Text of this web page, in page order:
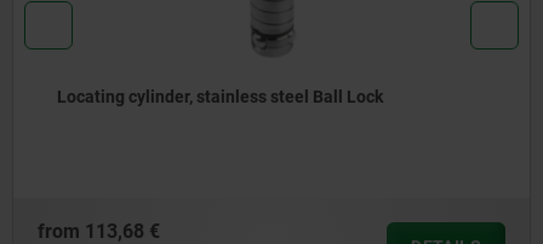
Locating cylinder, stainless steel Ball Lock
from 113,68 €